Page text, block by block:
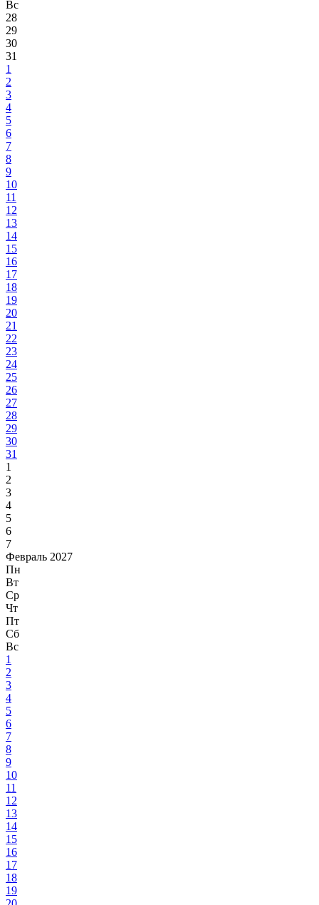
Вс
28
29
30
31
1
2
3
4
5
6
7
8
9
10
11
12
13
14
15
16
17
18
19
20
21
22
23
24
25
26
27
28
29
30
31
1
2
3
4
5
6
7
Февраль 2027
Пн
Вт
Ср
Чт
Пт
Сб
Вс
1
2
3
4
5
6
7
8
9
10
11
12
13
14
15
16
17
18
19